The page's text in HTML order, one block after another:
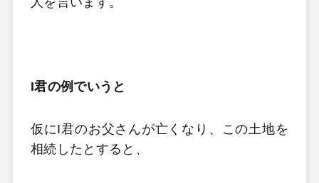
I君の例でいうと
仮にI君のお父さんが亡くなり、この土地を
相続したとすると、